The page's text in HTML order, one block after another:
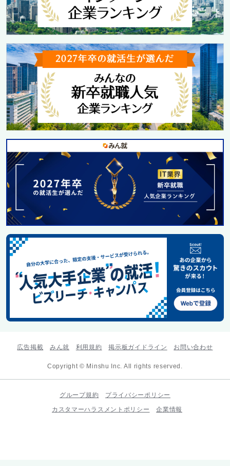
広告掲載 みん就 利用規約 掲示板ガイドライン お問い合わせ
Copyright © Minshu Inc. All rights reserved.
グループ規約
プライバシーポリシー
カスタマーハラスメントポリシー
企業情報